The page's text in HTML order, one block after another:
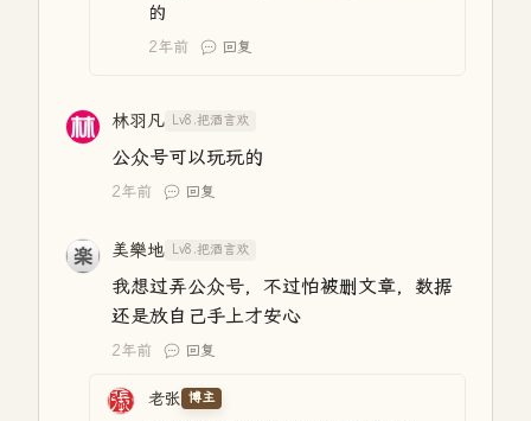
的
2年前 回复
林羽凡 Lv8.把酒言欢
公众号可以玩玩的
2年前 回复
美樂地 Lv8.把酒言欢
我想过弄公众号，不过怕被删文章，数据
还是放自己手上才安心
2年前 回复
老张 博主